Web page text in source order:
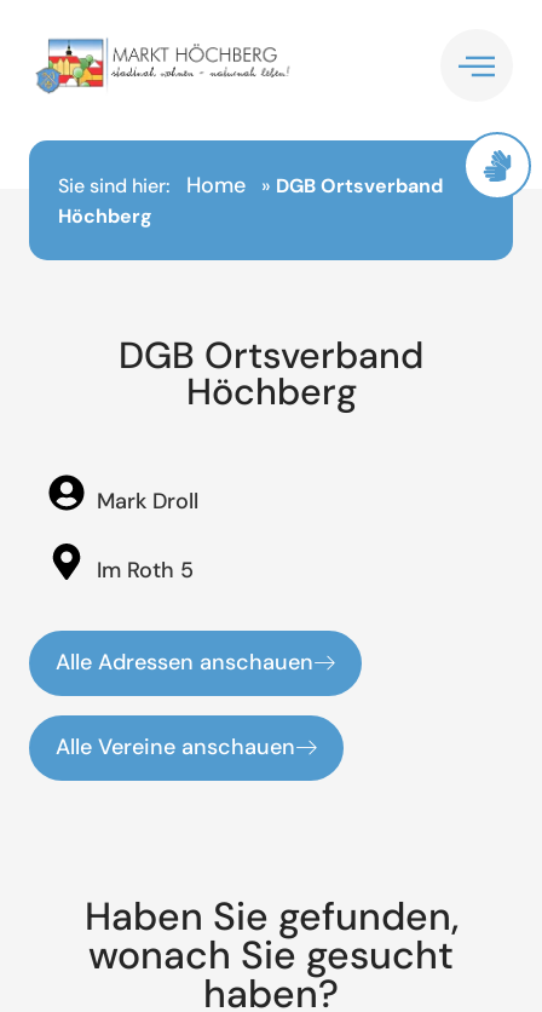
springen
Sie sind hier: Home » DGB Ortsverband
Höchberg
DGB Ortsverband
Höchberg
Mark Droll
Im Roth 5
Alle Adressen anschauen
Alle Vereine anschauen
Haben Sie gefunden,
wonach Sie gesucht
haben?